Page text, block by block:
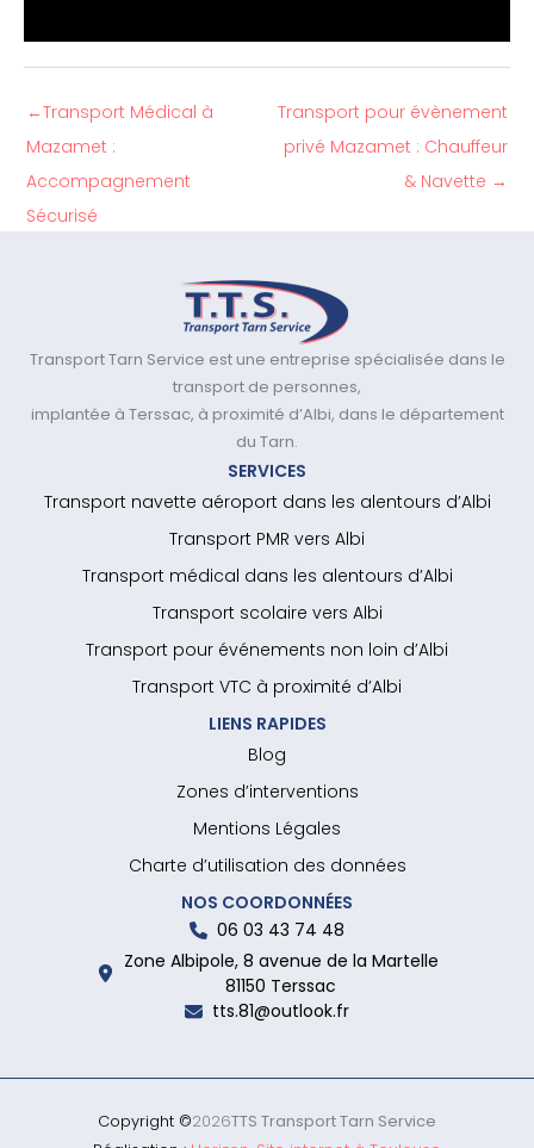
←Transport Médical à
Mazamet :
Accompagnement
Sécurisé
Transport pour évènement
privé Mazamet : Chauffeur
& Navette →
Transport Tarn Service est une entreprise spécialisée dans le
transport de personnes,
implantée à Terssac, à proximité d’Albi, dans le département
du Tarn.
SERVICES
Transport navette aéroport dans les alentours d’Albi
Transport PMR vers Albi
Transport médical dans les alentours d’Albi
Transport scolaire vers Albi
Transport pour événements non loin d’Albi
Transport VTC à proximité d’Albi
LIENS RAPIDES
Blog
Zones d’interventions
Mentions Légales
Charte d’utilisation des données
NOS COORDONNÉES
06 03 43 74 48
Zone Albipole, 8 avenue de la Martelle
81150 Terssac
tts.81@outlook.fr
Copyright ©2026TTS Transport Tarn Service